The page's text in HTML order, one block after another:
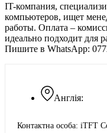
Англія:
Контактна особа: iTFT
IT-компания,
компьютеров, ищет
работы. Оплата –
идеально подходит для
Пишите в WhatsApp: